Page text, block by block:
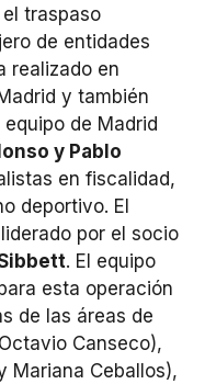
traspaso
de entidades
realizado en
y también
de Madrid
y Pablo
en fiscalidad,
deportivo. El
por el socio
. El equipo
esta operación
de las áreas de
Canseco),
Mariana Ceballos),